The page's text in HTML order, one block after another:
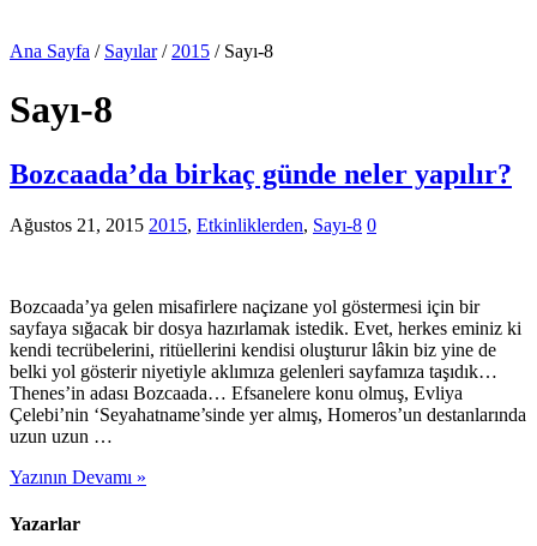
Ana Sayfa / Sayılar / 2015 / Sayı-8
Sayı-8
Bozcaada’da birkaç günde neler yapılır?
Ağustos 21, 2015 2015, Etkinliklerden, Sayı-8 0
Bozcaada’ya gelen misafirlere naçizane yol göstermesi için bir
sayfaya sığacak bir dosya hazırlamak istedik. Evet, herkes eminiz ki
kendi tecrübelerini, ritüellerini kendisi oluşturur lâkin biz yine de
belki yol gösterir niyetiyle aklımıza gelenleri sayfamıza taşıdık…
Thenes’in adası Bozcaada… Efsanelere konu olmuş, Evliya
Çelebi’nin ‘Seyahatname’sinde yer almış, Homeros’un destanlarında
uzun uzun …
Yazının Devamı »
Yazarlar